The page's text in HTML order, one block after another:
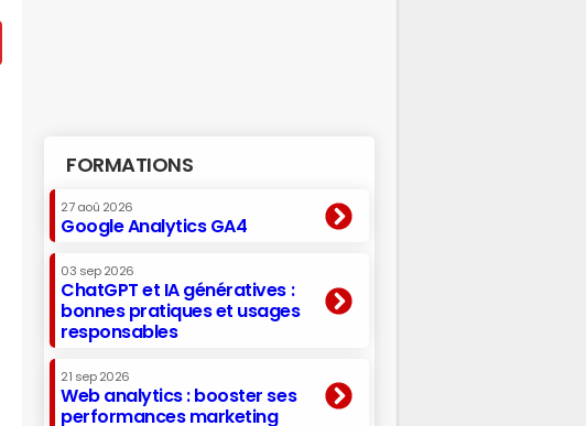
FORMATIONS
27 aoû 2026
Google Analytics GA4
03 sep 2026
ChatGPT et IA génératives :
bonnes pratiques et usages
responsables
21 sep 2026
Web analytics : booster ses
performances marketing